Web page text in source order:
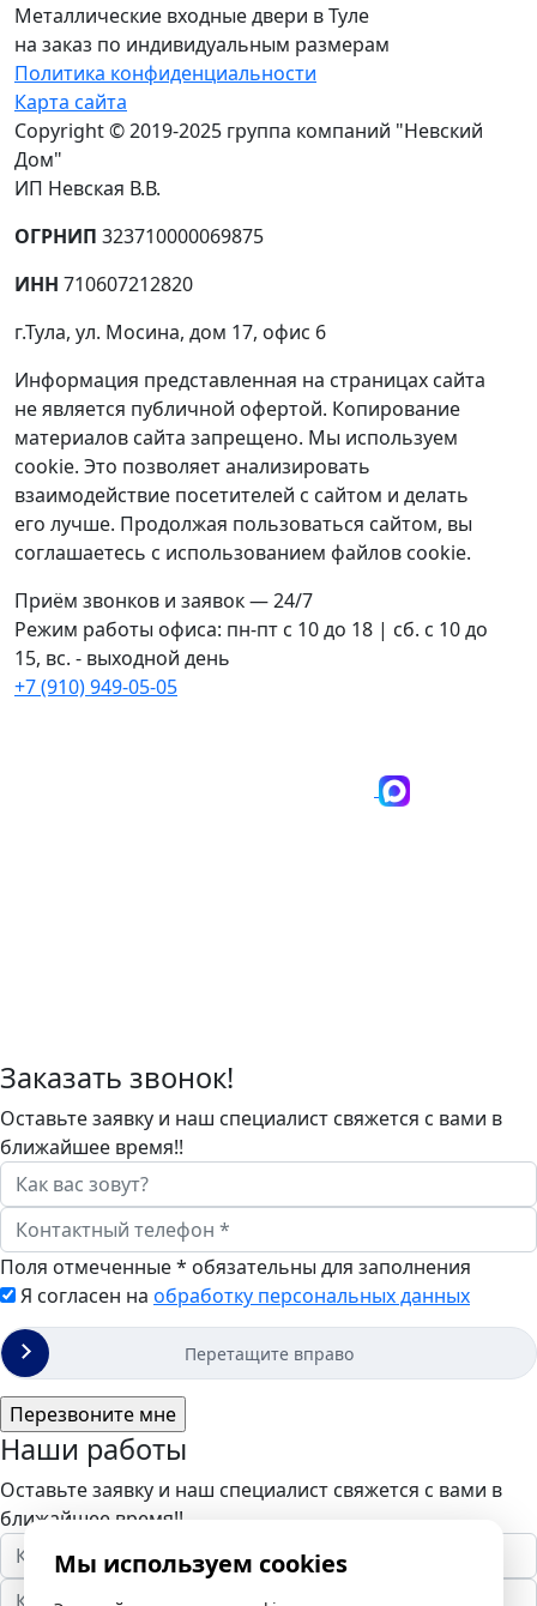
Металлические входные двери в Туле
на заказ по индивидуальным размерам
Политика конфиденциальности
Карта сайта
Copyright © 2019-2025 группа компаний "Невский
Дом"
ИП Невская В.В.
ОГРНИП 323710000069875
ИНН 710607212820
г.Тула, ул. Мосина, дом 17, офис 6
Информация представленная на страницах сайта
не является публичной офертой. Копирование
материалов сайта запрещено. Мы используем
cookie. Это позволяет анализировать
взаимодействие посетителей с сайтом и делать
его лучше. Продолжая пользоваться сайтом, вы
соглашаетесь с использованием файлов cookie.
Приём звонков и заявок — 24/7
Режим работы офиса: пн-пт с 10 до 18 | сб. с 10 до
15, вс. - выходной день
+7 (910) 949-05-05
Мы используем cookies
Заказать звонок!
Оставьте заявку и наш специалист свяжется с вами в
ближайшее время!!
Поля отмеченные* обязательны для заполнения
Я согласен на обработку персональных данных
Перетащите вправо
Наши работы
Оставьте заявку и наш специалист свяжется с вами в
ближайшее время!!